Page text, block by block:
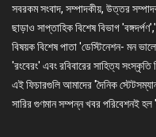
সবরকম সংবাদ, সম্পাদকীয়, উত্তর
ছাড়াও সাপ্তাহিক বিশেষ বিভাগ
বিষয়ক বিশেষ পাতা 'ডেস্টিনেশন- মন
'রংবেরং' এবং রবিবারের সাহিত্য সংস্কৃতি
এই ফিচারগুলি আমাদের 'দৈনিক
সারির গুণমান সম্পন্ন খবর পরিবেশনই